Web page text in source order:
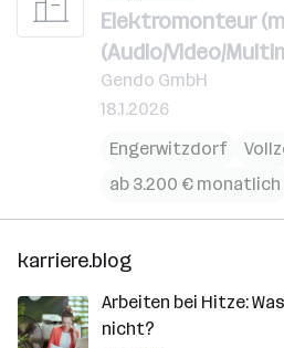
Elektromonteur
(Audio/Video/
Gendo GmbH
18.1.2026
Engerwitzdorf
ab 3.200 € monatlich
karriere.blog
Arbeiten bei Hitze:
nicht?